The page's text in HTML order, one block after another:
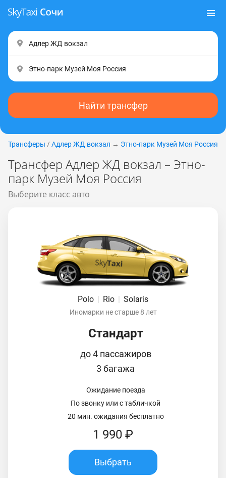
Найти трансфер
Трансферы / Адлер ЖД вокзал → Этно-парк Музей Моя Россия
Трансфер Адлер ЖД вокзал – Этно-
парк Музей Моя Россия
Выберите класс авто
Polo | Rio | Solaris
Иномарки не старше 8 лет
Стандарт
до 4 пассажиров
3 багажа
Ожидание поезда
По звонку или с табличкой
20 мин. ожидания бесплатно
1 990 ₽
Выбрать